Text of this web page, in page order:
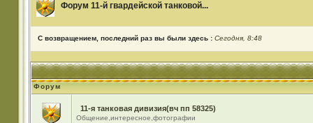
Форум 11-й гвардейской танковой...
С возвращением, последний раз вы были здесь : Сегодня, 8:48
Форум
11-я танковая дивизия(вч пп 58325)
Общение,интересное,фотографии